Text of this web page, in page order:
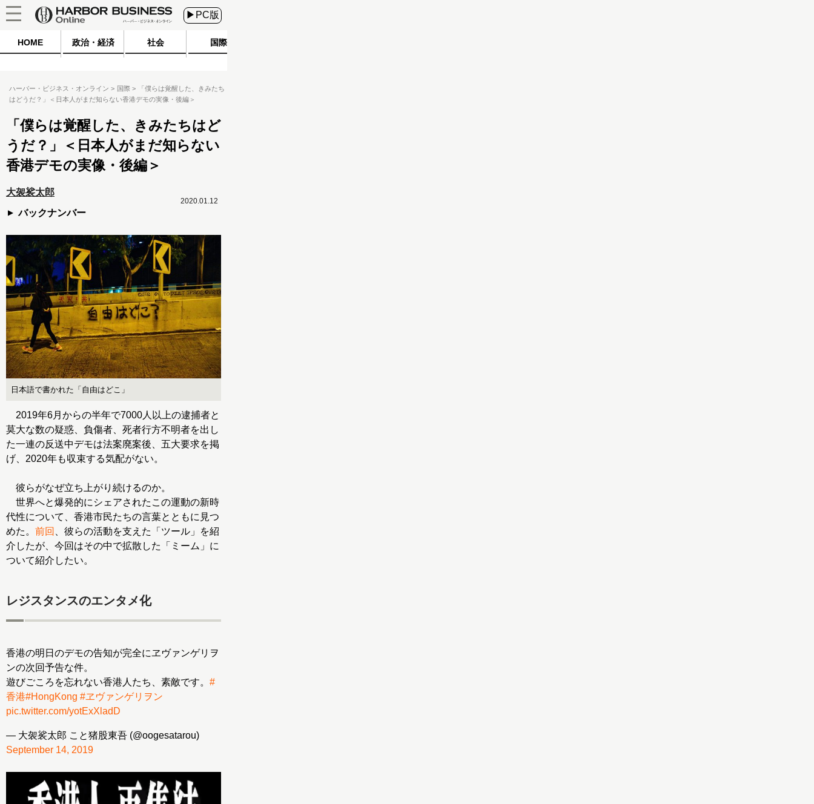
▶PC版
HOME 政治・経済 社会 国際
ハーバー・ビジネス・オンライン 国際
「僕らは覚醒した、きみたち
はどうだ？」＜日本人がまだ知らない香港デモの実像・後編＞
「僕らは覚醒した、きみたちはど
うだ？」＜日本人がまだ知らない
香港デモの実像・後編＞
大袈裟太郎
バックナンバー
2020.01.12
日本語で書かれた「自由はどこ」
2019年6月からの半年で7000人以上の逮捕者と
莫大な数の疑惑、負傷者、死者行方不明者を出し
た一連の反送中デモは法案廃案後、五大要求を掲
げ、2020年も収束する気配がない。
彼らがなぜ立ち上がり続けるのか。
世界へと爆発的にシェアされたこの運動の新時
代性について、香港市民たちの言葉とともに見つ
めた。 前回
、彼らの活動を支えた「ツール」を紹
介したが、今回はその中で拡散した「ミーム」に
ついて紹介したい。
レジスタンスのエンタメ化
香港の明日のデモの告知が完全にヱヴァンゲリヲ
ンの次回予告な件。
遊びごころを忘れない香港人たち、素敵です。 #
香港#HongKong #ヱヴァンゲリヲン
pic.twitter.com/yotExXladD
— 大袈裟太郎 こと猪股東吾 (@oogesatarou)
September 14, 2019